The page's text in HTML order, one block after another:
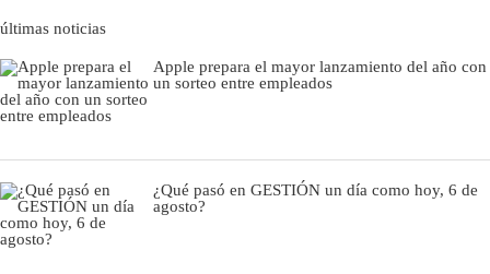
últimas noticias
Apple prepara el mayor lanzamiento del año con
un sorteo entre empleados
¿Qué pasó en GESTIÓN un día como hoy, 6 de
agosto?